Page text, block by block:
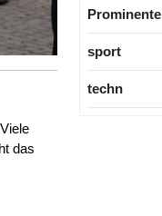
das
Prominente
sport
techn